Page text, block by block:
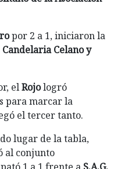
por 2 a 1, iniciaron la
Candelaria Celano y
elRojologró
para marcar la
el tercer tanto.
lugar de la tabla,
al conjunto